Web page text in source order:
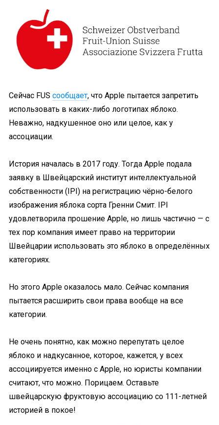
Сейчас FUS сообщает, что Apple пытается запретить
использовать в каких-либо логотипах яблоко.
Неважно, надкушенное оно или целое, как у
ассоциации.
История началась в 2017 году. Тогда Apple подала
заявку в Швейцарский институт интеллектуальной
собственности (IPI) на регистрацию чёрно-белого
изображения яблока сорта Гренни Смит. IPI
удовлетворила прошение Apple, но лишь частично — с
тех пор компания имеет право на территории
Швейцарии использовать это яблоко в определённых
категориях.
Но этого Apple оказалось мало. Сейчас компания
пытается расширить свои права вообще на все
категории.
Не очень понятно, как можно перепутать целое
яблоко и надкусанное, которое, кажется, у всех
ассоциируется именно с Apple, но юристы компании
считают, что можно. Порицаем. Оставьте
швейцарскую фруктовую ассоциацию со 111-летней
историей в покое!